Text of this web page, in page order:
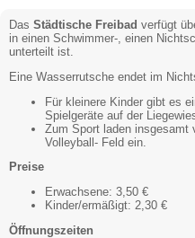
Das Städtische Freibad verfügt
in einen Schwimmer-, einen
unterteilt ist.
Eine Wasserrutsche endet im
Für kleinere Kinder gibt es
Spielgeräte auf der
Zum Sport laden insgesamt
Volleyball- Feld ein.
Preise
Erwachsene: 3,50 €
Kinder/ermäßigt: 2,30 €
Öffnungszeiten